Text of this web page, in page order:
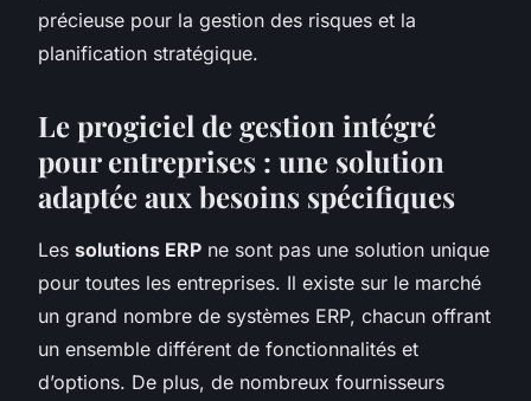
précieuse pour la gestion des risques et la
planification stratégique.
Le progiciel de gestion intégré
pour entreprises : une solution
adaptée aux besoins spécifiques
Les solutions ERP ne sont pas une solution unique
pour toutes les entreprises. Il existe sur le marché
un grand nombre de systèmes ERP, chacun offrant
un ensemble différent de fonctionnalités et
d’options. De plus, de nombreux fournisseurs